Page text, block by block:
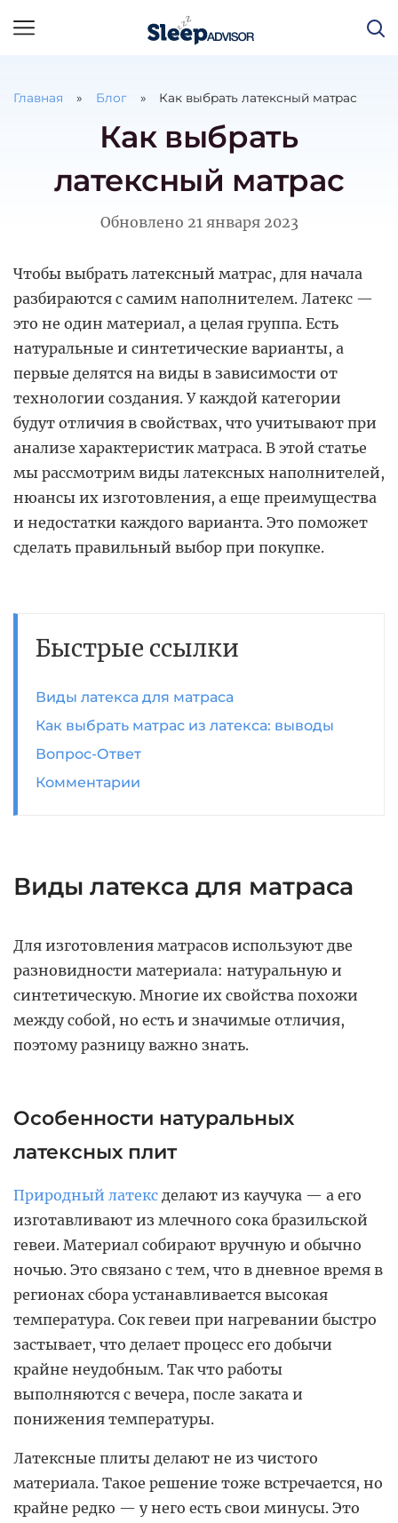
Главная Блог Как выбрать латексный матрас
Как выбрать
латексный матрас
Обновлено 21 января 2023
Чтобы выбрать латексный матрас, для начала
разбираются с самим наполнителем. Латекс —
это не один материал, а целая группа. Есть
натуральные и синтетические варианты, а
первые делятся на виды в зависимости от
технологии создания. У каждой категории
будут отличия в свойствах, что учитывают при
анализе характеристик матраса. В этой статье
мы рассмотрим виды латексных наполнителей,
нюансы их изготовления, а еще преимущества
и недостатки каждого варианта. Это поможет
сделать правильный выбор при покупке.
Быстрые ссылки
Виды латекса для матраса
Как выбрать матрас из латекса: выводы
Вопрос-Ответ
Комментарии
Виды латекса для матраса
Для изготовления матрасов используют две
разновидности материала: натуральную и
синтетическую. Многие их свойства похожи
между собой, но есть и значимые отличия,
поэтому разницу важно знать.
Особенности натуральных
латексных плит
Природный латекс делают из каучука — а его
изготавливают из млечного сока бразильской
гевеи. Материал собирают вручную и обычно
ночью. Это связано с тем, что в дневное время в
регионах сбора устанавливается высокая
температура. Сок гевеи при нагревании быстро
застывает, что делает процесс его добычи
крайне неудобным. Так что работы
выполняются с вечера, после заката и
понижения температуры.
Латексные плиты делают не из чистого
материала. Такое решение тоже встречается, но
крайне редко — у него есть свои минусы. Это